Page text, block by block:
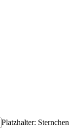
Platzhalter: